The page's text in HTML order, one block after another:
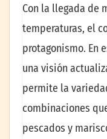
Con la llegada de
temperaturas, el
protagonismo. En
una visión
permite la
combinaciones
pescados y